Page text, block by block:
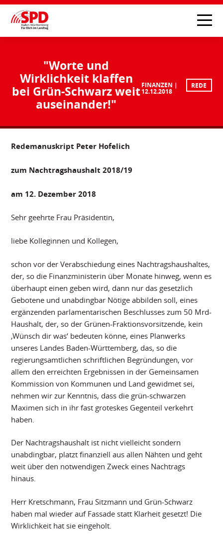
"Worte und
Wirklichkeit klaffen
bei Grün-Schwarz weit
auseinander!"
FINANZEN
12.12.2018
REDE
Redemanuskript Peter Hofelich
zum Nachtragshaushalt 2018/19
am 12. Dezember 2018
Sehr geehrte Frau Präsidentin,
liebe Kolleginnen und Kollegen,
schon vor der Verabschiedung eines Nachtragshaushaltes,
der, so die Finanzministerin über Monate hinweg, wenn es
überhaupt einen geben wird, dann nur das gesetzlich
Gebotene und unabdingbar Nötige abbilden soll, eines
ergänzenden parlamentarischen Beschlusses zum 50 Mrd-
Haushalt, der, so der Grünen-Fraktionsvorsitzende, kein
‚Wünsch dir was‘ bedeuten könne, eines Planwerks
unseres Landes Baden-Württemberg, das, so die
regierungsamtlichen schriftlichen Begründungen, vor
allem den erreichten Ergebnissen in der Gemeinsamen
Kommission von Kommunen und Land gewidmet sei,
nehmen wir zur Kenntnis, dass die grün-schwarzen
Maximen sich in ihr fast groteskes Gegenteil verkehrt
haben.
Der Nachtragshaushalt ist nicht vielleicht sondern
unabdingbar, platzt finanziell aus allen Nähten und geht
weit über den notwendigen Zweck eines Nachtrags
hinaus.
Herr Kretschmann, Frau Sitzmann und Grün-Schwarz
haben mal wieder auf Fassade statt Klarheit gesetzt! Die
Wirklichkeit hat sie eingeholt.